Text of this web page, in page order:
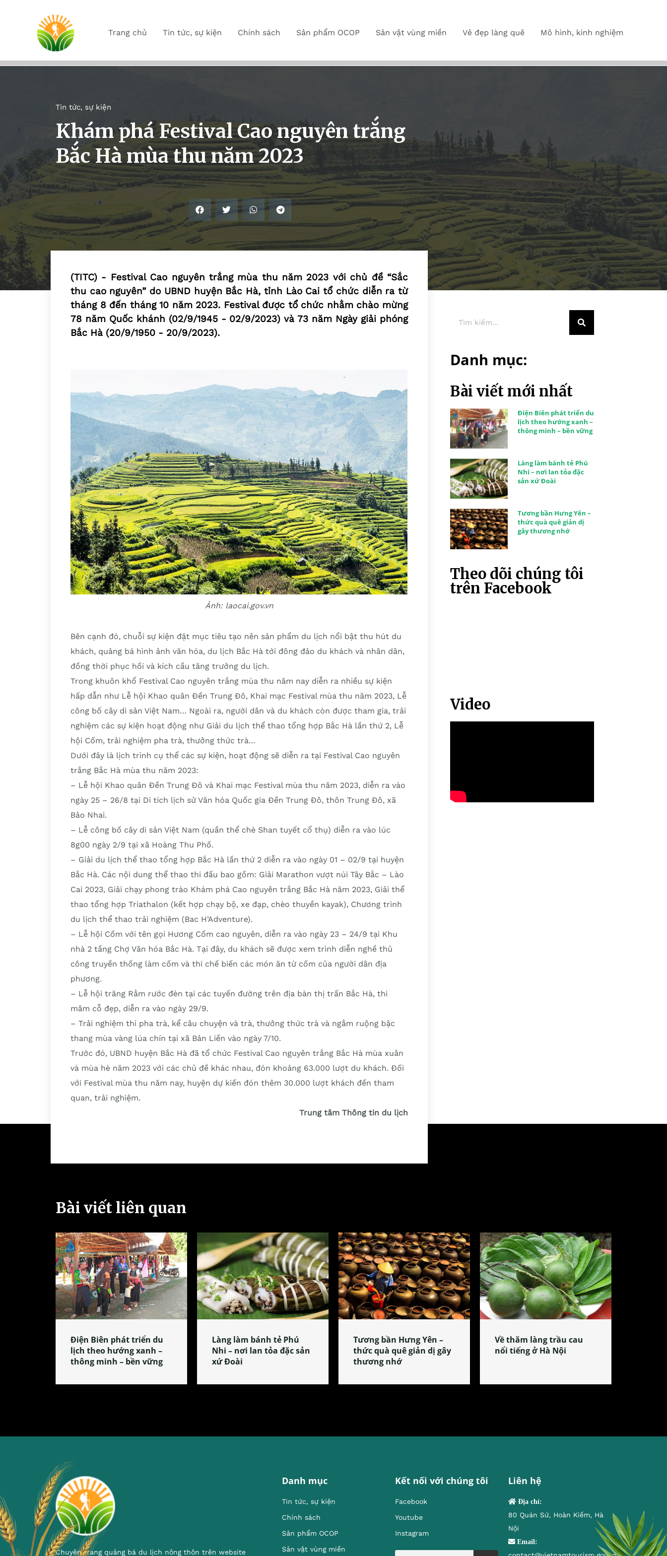
Trang chủ Tin tức, sự kiện Chính sách Sản phẩm OCOP Sản vật vùng miền Vẻ đẹp làng quê Mô hình, kinh nghiệm
Tin tức, sự kiện
Khám phá Festival Cao nguyên trắng
Bắc Hà mùa thu năm 2023
(TITC) - Festival Cao nguyên trắng mùa thu năm 2023 với chủ đề “Sắc
thu cao nguyên” do UBND huyện Bắc Hà, tỉnh Lào Cai tổ chức diễn ra từ
tháng 8 đến tháng 10 năm 2023. Festival được tổ chức nhằm chào mừng
78 năm Quốc khánh (02/9/1945 - 02/9/2023) và 73 năm Ngày giải phóng
Bắc Hà (20/9/1950 - 20/9/2023).
Ảnh: laocai.gov.vn
Bên cạnh đó, chuỗi sự kiện đặt mục tiêu tạo nên sản phẩm du lịch nổi bật thu hút du
khách, quảng bá hình ảnh văn hóa, du lịch Bắc Hà tới đông đảo du khách và nhân dân,
đồng thời phục hồi và kích cầu tăng trưởng du lịch.
Trong khuôn khổ Festival Cao nguyên trắng mùa thu năm nay diễn ra nhiều sự kiện
hấp dẫn như Lễ hội Khao quân Đền Trung Đô, Khai mạc Festival mùa thu năm 2023, Lễ
công bố cây di sản Việt Nam… Ngoài ra, người dân và du khách còn được tham gia, trải
nghiệm các sự kiện hoạt động như Giải du lịch thể thao tổng hợp Bắc Hà lần thứ 2, Lễ
hội Cốm, trải nghiệm pha trà, thưởng thức trà…
Dưới đây là lịch trình cụ thể các sự kiện, hoạt động sẽ diễn ra tại Festival Cao nguyên
trắng Bắc Hà mùa thu năm 2023:
– Lễ hội Khao quân Đền Trung Đô và Khai mạc Festival mùa thu năm 2023, diễn ra vào
ngày 25 – 26/8 tại Di tích lịch sử Văn hóa Quốc gia Đền Trung Đô, thôn Trung Đô, xã
Bảo Nhai.
– Lễ công bố cây di sản Việt Nam (quần thể chè Shan tuyết cổ thụ) diễn ra vào lúc
8g00 ngày 2/9 tại xã Hoàng Thu Phố.
– Giải du lịch thể thao tổng hợp Bắc Hà lần thứ 2 diễn ra vào ngày 01 – 02/9 tại huyện
Bắc Hà. Các nội dung thể thao thi đấu bao gồm: Giải Marathon vượt núi Tây Bắc – Lào
Cai 2023, Giải chạy phong trào Khám phá Cao nguyên trắng Bắc Hà năm 2023, Giải thể
thao tổng hợp Triathalon (kết hợp chạy bộ, xe đạp, chèo thuyền kayak), Chương trình
du lịch thể thao trải nghiệm (Bac H’Adventure).
– Lễ hội Cốm với tên gọi Hương Cốm cao nguyên, diễn ra vào ngày 23 – 24/9 tại Khu
nhà 2 tầng Chợ Văn hóa Bắc Hà. Tại đây, du khách sẽ được xem trình diễn nghề thủ
công truyền thống làm cốm và thi chế biến các món ăn từ cốm của người dân địa
phương.
– Lễ hội trăng Rằm rước đèn tại các tuyến đường trên địa bàn thị trấn Bắc Hà, thi
mâm cỗ đẹp, diễn ra vào ngày 29/9.
– Trải nghiệm thi pha trà, kể câu chuyện và trà, thưởng thức trà và ngắm ruộng bậc
thang mùa vàng lúa chín tại xã Bản Liền vào ngày 7/10.
Trước đó, UBND huyện Bắc Hà đã tổ chức Festival Cao nguyên trắng Bắc Hà mùa xuân
và mùa hè năm 2023 với các chủ đề khác nhau, đón khoảng 63.000 lượt du khách. Đối
với Festival mùa thu năm nay, huyện dự kiến đón thêm 30.000 lượt khách đến tham
quan, trải nghiệm.
Trung tâm Thông tin du lịch
Danh mục:
Bài viết mới nhất
Điện Biên phát triển du
lịch theo hướng xanh –
thông minh – bền vững
Làng làm bánh tẻ Phú
Nhi – nơi lan tỏa đặc
sản xứ Đoài
Tương bần Hưng Yên –
thức quà quê giản dị
gây thương nhớ
Theo dõi chúng tôi
trên Facebook
Video
Bài viết liên quan
Điện Biên phát triển du
lịch theo hướng xanh –
thông minh – bền vững
Làng làm bánh tẻ Phú
Nhi – nơi lan tỏa đặc sản
xứ Đoài
Tương bần Hưng Yên –
thức quà quê giản dị gây
thương nhớ
Về thăm làng trầu cau
nổi tiếng ở Hà Nội
Chuyên trang quảng bá du lịch nông thôn trên website
Danh mục
Tin tức, sự kiện
Chính sách
Sản phẩm OCOP
Sản vật vùng miền
Kết nối với chúng tôi
Facebook
Youtube
Instagram
Liên hệ
Địa chỉ:
80 Quán Sứ, Hoàn Kiếm, Hà
Nội
Email: